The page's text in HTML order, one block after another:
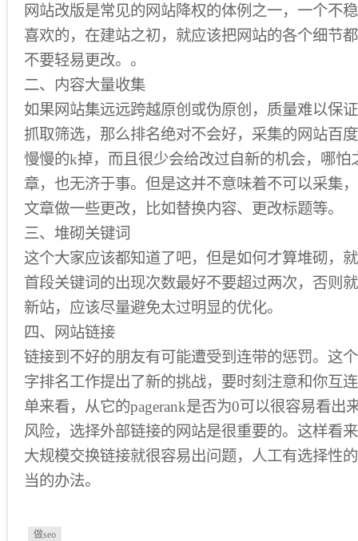
网站改版是常见的网站降权的体例之一，一个不
喜欢的，在建站之初，就应该把网站的各个细节
不要轻易更改。。
二、内容大量收集
如果网站集远远跨越原创或伪原创，质量难以保
抓取筛选，那么排名绝对不会好，采集的网站百
慢慢的k掉，而且很少会给改过自新的机会，哪怕
章，也无济于事。但是这并不意味着不可以采集
文章做一些更改，比如替换内容、更改标题等。
三、堆砌关键词
这个大家应该都知道了吧，但是如何才算堆砌，
首段关键词的出现次数最好不要超过两次，否则
新站，应该尽量避免太过明显的优化。
四、网站链接
链接到不好的朋友有可能遭受到连带的惩罚。这
字排名工作提出了新的挑战，要时刻注意和你互
单来看，从它的pagerank是否为0可以很容易看出
风险，选择外部链接的网站是很重要的。这样看
大规模交换链接就很容易出问题，人工有选择性
当的办法。
做seo